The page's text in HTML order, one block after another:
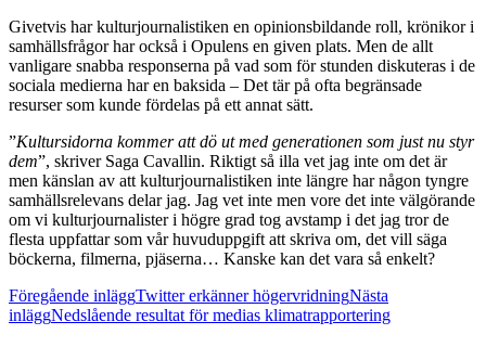
Givetvis har kulturjournalistiken en opinionsbildande roll, krönikor i
samhällsfrågor har också i Opulens en given plats. Men de allt
vanligare snabba responserna på vad som för stunden diskuteras i de
sociala medierna har en baksida – Det tär på ofta begränsade
resurser som kunde fördelas på ett annat sätt.
”Kultursidorna kommer att dö ut med generationen som just nu styr
dem”, skriver Saga Cavallin. Riktigt så illa vet jag inte om det är
men känslan av att kulturjournalistiken inte längre har någon tyngre
samhällsrelevans delar jag. Jag vet inte men vore det inte välgörande
om vi kulturjournalister i högre grad tog avstamp i det jag tror de
flesta uppfattar som vår huvuduppgift att skriva om, det vill säga
böckerna, filmerna, pjäserna… Kanske kan det vara så enkelt?
Inläggsnavigering
Föregående inläggTwitter erkänner högervridningNästa
inläggNedslående resultat för medias klimatrapportering